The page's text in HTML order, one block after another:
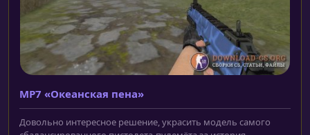
MP7 «Океанская пена»
Довольно интересное решение, украсить модель самого